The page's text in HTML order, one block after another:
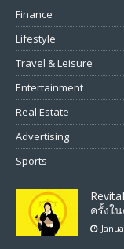
Finance
Lifestyle
Travel & Leisure
Entertainment
Real Estate
Advertising
Sports
ครั้งใ